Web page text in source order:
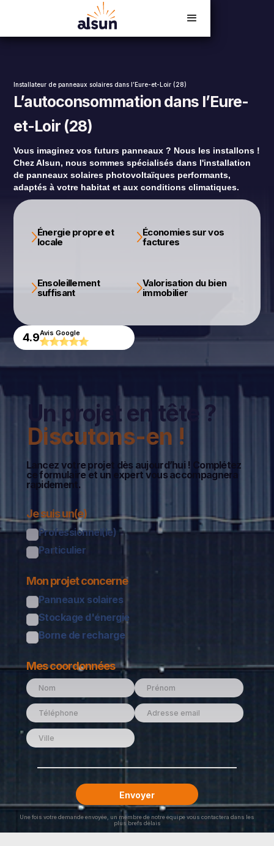
Devis en ligne
Installateur de panneaux solaires dans l’Eure-et-Loir (28)
L’autoconsommation dans l’Eure-
et-Loir (28)
Vous imaginez vos futurs panneaux ? Nous les installons !
Chez Alsun, nous sommes spécialisés dans l'installation
de panneaux solaires photovoltaïques performants,
adaptés à votre habitat et aux conditions climatiques.
Énergie propre et
locale
Économies sur vos
factures
Ensoleillement
suffisant
Valorisation du bien
immobilier
4.9Avis Google
Un projet en tête ?
Discutons-en !
Lancez votre projet dès aujourd’hui ! Complétez
ce formulaire et un expert vous accompagnera
rapidement.
Je suis un(e)
Professionnel(le)
Particulier
Mon projet concerne
Panneaux solaires
Stockage d'énergie
Borne de recharge
Mes coordonnées
Une fois votre demande envoyée, un membre de notre équipe vous contactera dans les
plus brefs délais